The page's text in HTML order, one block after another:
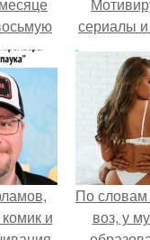
с
сериалы
про
и
По словам
воз, у